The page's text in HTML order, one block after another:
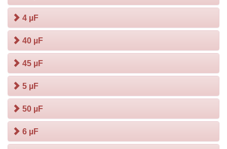
4 µF
40 µF
45 µF
5 µF
50 µF
6 µF